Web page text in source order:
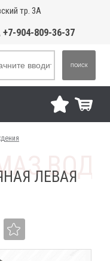
тр. 3А
+7-904-809-36-37
ПОИСК
ЛЕВАЯ